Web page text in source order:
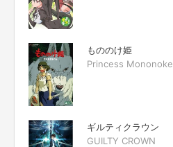
もののけ姫
Princess Mononoke
ギルティクラウン
GUILTY CROWN